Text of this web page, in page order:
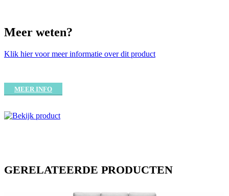
Meer weten?
Klik hier voor meer informatie over dit product
MEER INFO
GERELATEERDE PRODUCTEN